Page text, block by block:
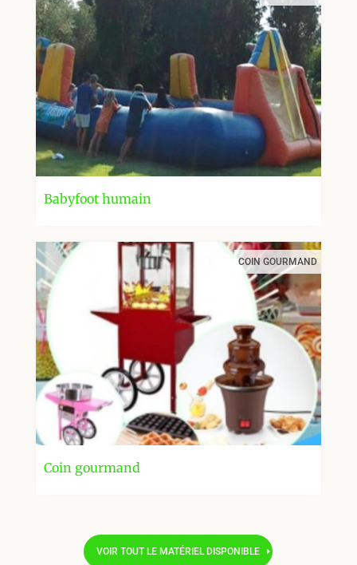
Babyfoot humain
Coin gourmand
COIN GOURMAND
VOIR TOUT LE MATÉRIEL DISPONIBLE